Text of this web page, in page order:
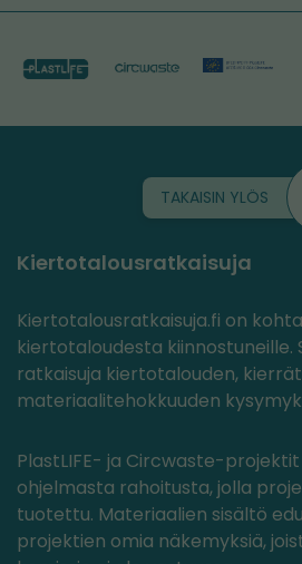
palveluun)
TAKAISIN YLÖS
Kiertotalousratkaisuja
Kiertotalousratkaisuja.fi on
kiertotaloudesta kiinnostuneille.
ratkaisuja kiertotalouden,
materiaalitehokkuuden
PlastLIFE- ja Circwaste-projektit
ohjelmasta rahoitusta, jolla
tuotettu. Materiaalien sisältö
projektien omia näkemyksiä,